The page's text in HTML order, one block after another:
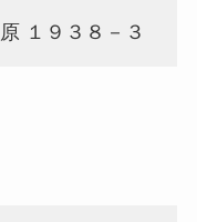
１９３８－３